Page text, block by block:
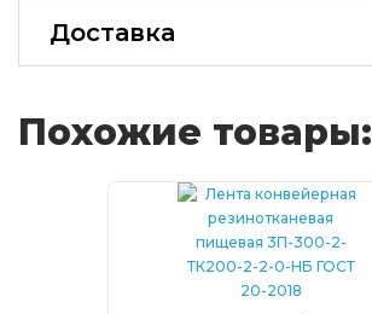
Доставка
Похожие товары: